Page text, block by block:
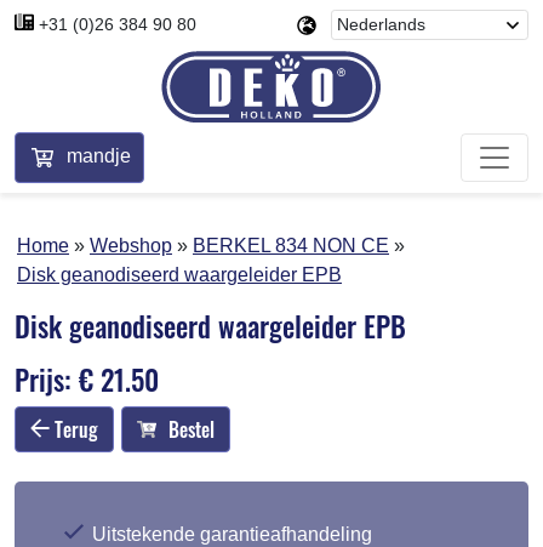
+31 (0)26 384 90 80
mandje
Home Webshop
BERKEL 834 NON CE
Disk geanodiseerd waargeleider EPB
Disk geanodiseerd waargeleider EPB
Prijs: € 21.50
Terug Bestel
Uitstekende garantieafhandeling